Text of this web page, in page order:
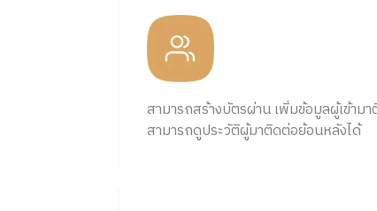
สามารถสร้างบัตรผ่าน เพิ่มข้อมูลผู้เข้าม
สามารถดูประวัติผู้มาติดต่อย้อนหลังได้